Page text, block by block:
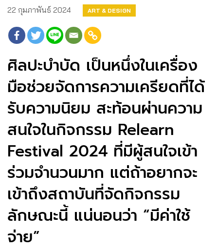
22 กุมภาพันธ์ 2024 ART & DESIGN
ศิลปะบำบัด เป็นหนึ่งในเครื่อง
มือช่วยจัดการความเครียดที่ได้
รับความนิยม สะท้อนผ่านความ
สนใจในกิจกรรม Relearn
Festival 2024 ที่มีผู้สนใจเข้า
ร่วมจำนวนมาก แต่ถ้าอยากจะ
เข้าถึงสถาบันที่จัดกิจกรรม
ลักษณะนี้ แน่นอนว่า “มีค่าใช้
จ่าย”